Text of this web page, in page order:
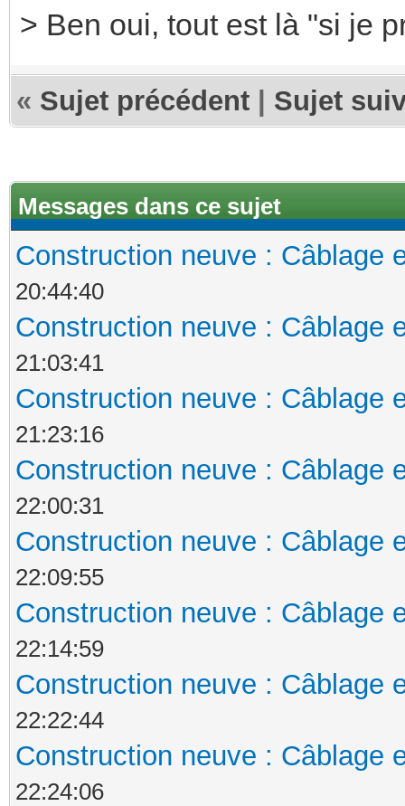
> Ben oui, tout est là "si je
« Sujet précédent Sujet
Messages dans ce sujet
Construction neuve : Câblage
20:44:40
Construction neuve : Câblage
21:03:41
Construction neuve : Câblage
21:23:16
Construction neuve : Câblage
22:00:31
Construction neuve : Câblage
22:09:55
Construction neuve : Câblage
22:14:59
Construction neuve : Câblage
22:22:44
Construction neuve : Câblage
22:24:06